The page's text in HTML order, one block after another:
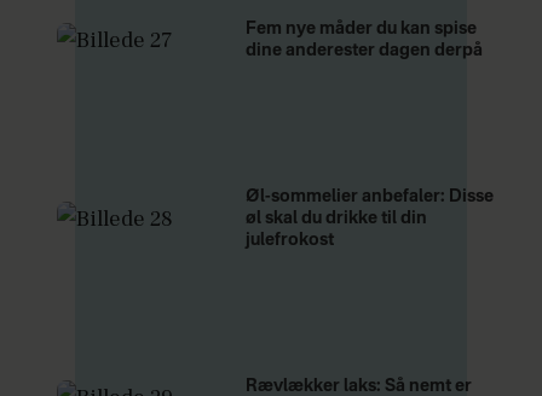
Fem nye måder du kan spise
dine anderester dagen derpå
Øl-sommelier anbefaler: Disse
øl skal du drikke til din
julefrokost
Rævlækker laks: Så nemt er